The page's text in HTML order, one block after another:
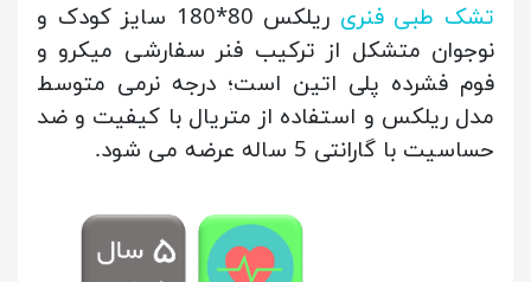
تشک طبی فنری
ریلکس 80*180 سایز کودک و
نوجوان متشکل از ترکیب فنر سفارشی میکرو و
فوم فشرده پلی اتین است؛ درجه نرمی متوسط
مدل ریلکس و استفاده از متریال با کیفیت و ضد
حساسیت با گارانتی 5 ساله عرضه می شود.